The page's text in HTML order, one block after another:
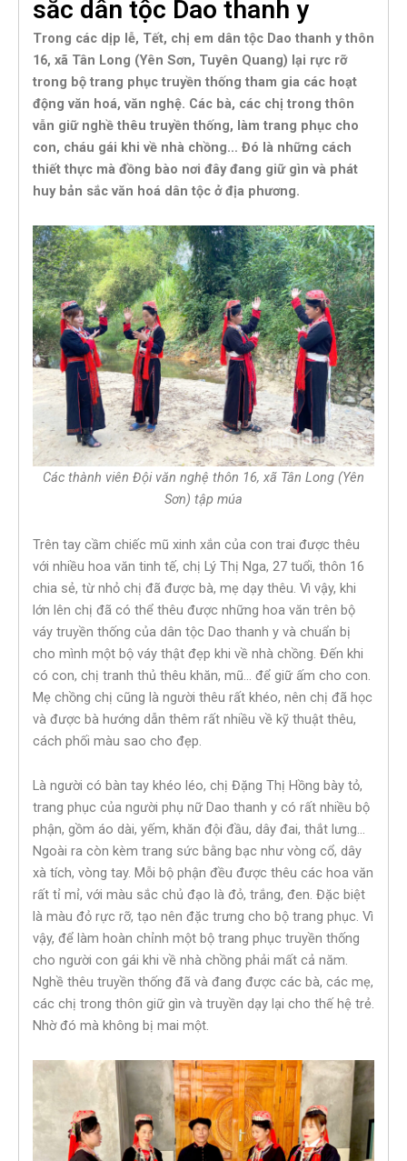
sắc dân tộc Dao thanh y
Trong các dịp lễ, Tết, chị em dân tộc Dao thanh y thôn
16, xã Tân Long (Yên Sơn, Tuyên Quang) lại rực rỡ
trong bộ trang phục truyền thống tham gia các hoạt
động văn hoá, văn nghệ. Các bà, các chị trong thôn
vẫn giữ nghề thêu truyền thống, làm trang phục cho
con, cháu gái khi về nhà chồng… Đó là những cách
thiết thực mà đồng bào nơi đây đang giữ gìn và phát
huy bản sắc văn hoá dân tộc ở địa phương.
Các thành viên Đội văn nghệ thôn 16, xã Tân Long (Yên
Sơn) tập múa
Trên tay cầm chiếc mũ xinh xắn của con trai được thêu
với nhiều hoa văn tinh tế, chị Lý Thị Nga, 27 tuổi, thôn 16
chia sẻ, từ nhỏ chị đã được bà, mẹ dạy thêu. Vì vậy, khi
lớn lên chị đã có thể thêu được những hoa văn trên bộ
váy truyền thống của dân tộc Dao thanh y và chuẩn bị
cho mình một bộ váy thật đẹp khi về nhà chồng. Đến khi
có con, chị tranh thủ thêu khăn, mũ… để giữ ấm cho con.
Mẹ chồng chị cũng là người thêu rất khéo, nên chị đã học
và được bà hướng dẫn thêm rất nhiều về kỹ thuật thêu,
cách phối màu sao cho đẹp.
Là người có bàn tay khéo léo, chị Đặng Thị Hồng bày tỏ,
trang phục của người phụ nữ Dao thanh y có rất nhiều bộ
phận, gồm áo dài, yếm, khăn đội đầu, dây đai, thắt lưng…
Ngoài ra còn kèm trang sức bằng bạc như vòng cổ, dây
xà tích, vòng tay. Mỗi bộ phận đều được thêu các hoa văn
rất tỉ mỉ, với màu sắc chủ đạo là đỏ, trắng, đen. Đặc biệt
là màu đỏ rực rỡ, tạo nên đặc trưng cho bộ trang phục. Vì
vậy, để làm hoàn chỉnh một bộ trang phục truyền thống
cho người con gái khi về nhà chồng phải mất cả năm.
Nghề thêu truyền thống đã và đang được các bà, các mẹ,
các chị trong thôn giữ gìn và truyền dạy lại cho thế hệ trẻ.
Nhờ đó mà không bị mai một.